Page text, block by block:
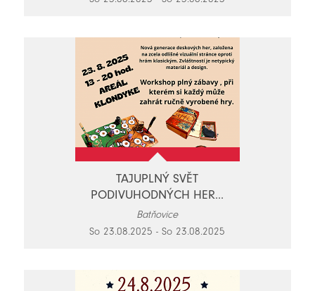
TAJUPLNÝ SVĚT
PODIVUHODNÝCH HER...
Batňovice
So 23.08.2025 - So 23.08.2025